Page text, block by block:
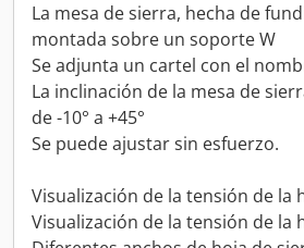
La mesa de sierra, hecha de
montada sobre un soporte W
Se adjunta un cartel con el
La inclinación de la mesa de
de -10° a +45°
Se puede ajustar sin esfuerzo.
Visualización de la tensión de la
Visualización de la tensión de la